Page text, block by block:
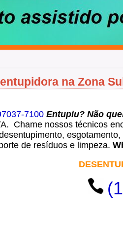
na Zona
7100Entupiu? Não
Chame nossos técnicos
de resíduos e limpeza.